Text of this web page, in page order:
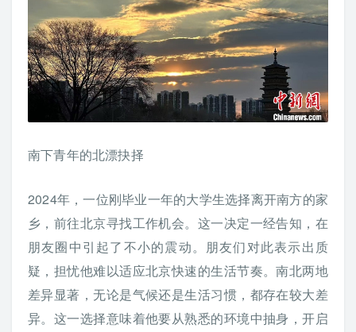
南下青年的北漂抉择
2024年，一位刚毕业一年的大学生选择离开南方的家
乡，前往北京寻找工作机会。这一决定一经告知，在
朋友圈中引起了不小的震动。朋友们对此表示出质
疑，担忧他难以适应北京快速的生活节奏。南北两地
差异显著，无论是气候还是生活习惯，都存在较大差
异。这一选择意味着他要从熟悉的环境中抽身，开启